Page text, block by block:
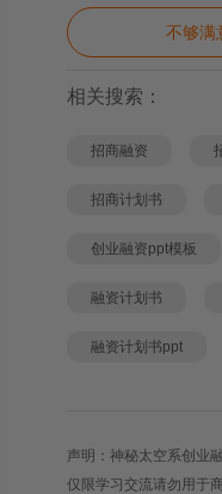
不够满
相关搜索：
招商融资
招商计划书
创业融资ppt模板
融资计划书
融资计划书ppt
声明：神秘太空系创业
仅限学习交流请勿用于